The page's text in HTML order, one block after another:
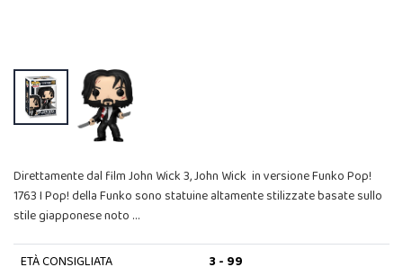
Direttamente dal film John Wick 3, John Wick in versione Funko Pop!
1763 I Pop! della Funko sono statuine altamente stilizzate basate sullo
stile giapponese noto …
ETÀ CONSIGLIATA
3 - 99